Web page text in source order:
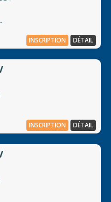
INSCRIPTION DÉTAIL
INSCRIPTION DÉTAIL